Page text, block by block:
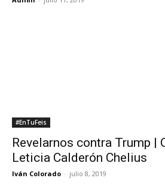
#EnTuFeis
Revelarnos contra Trump |
Leticia Calderón Chelius
Iván Colorado - julio 8, 2019